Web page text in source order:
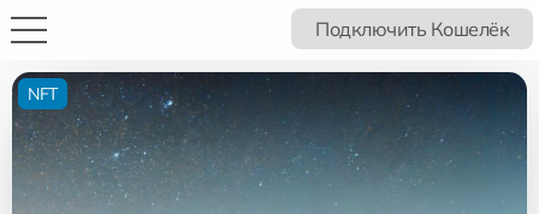
Подключить Кошелёк
NFT